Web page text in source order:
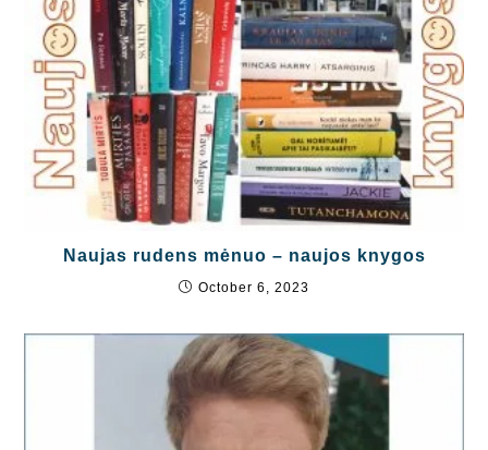
Naujas rudens mėnuo – naujos knygos
October 6, 2023